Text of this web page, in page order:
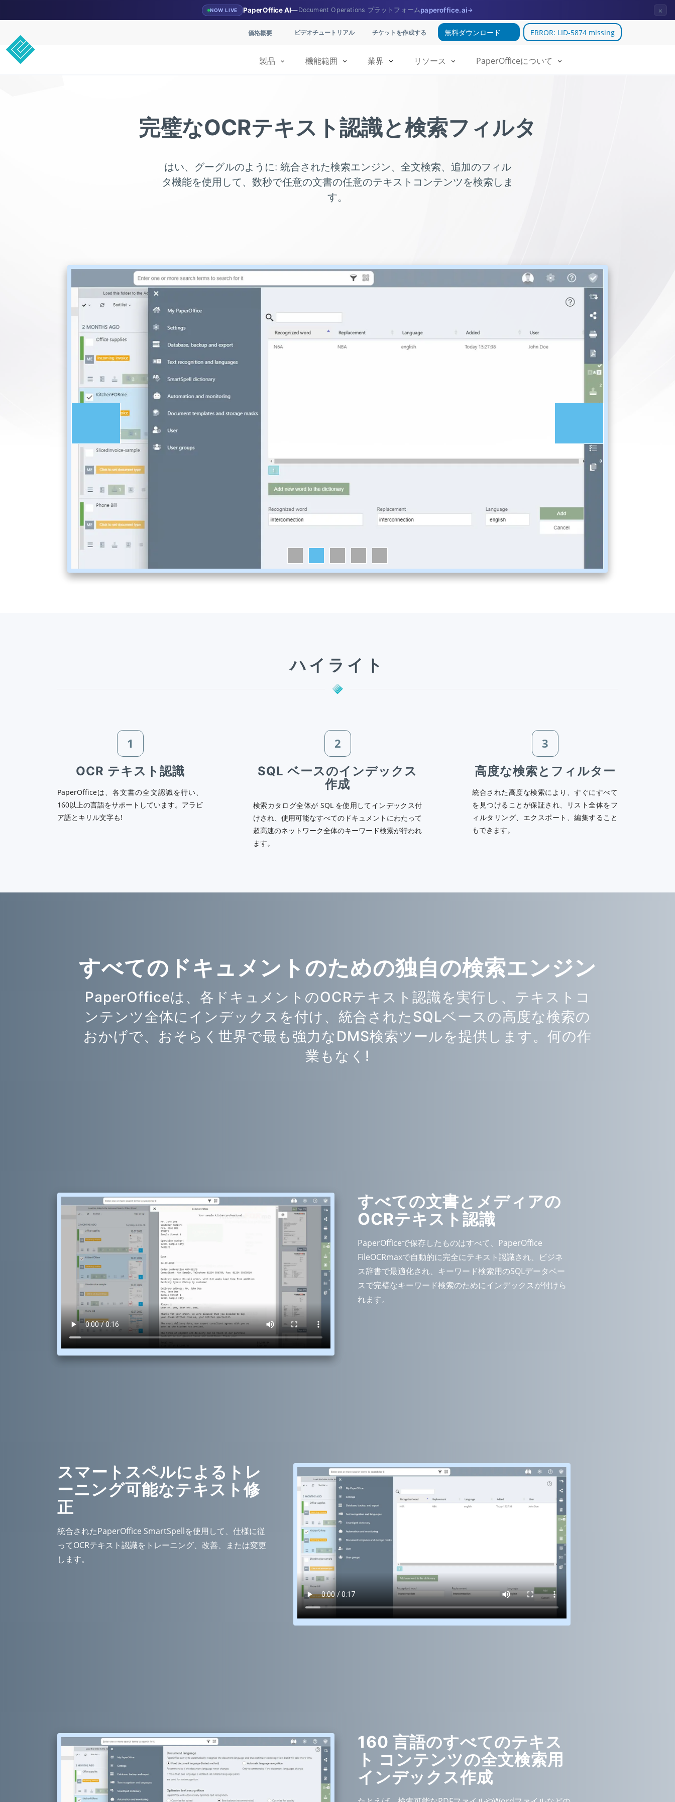
NOW LIVE PaperOffice AI—Document Operations プラットフォームpaperoffice.ai→ ×
価格概要 ビデオチュートリアル チケットを作成する 無料ダウンロード ERROR: LID-5874 missing
PaperOfficeについて
リソース
業界
機能範囲
製品
完璧なOCRテキスト認識と検索フィルタ
はい、グーグルのように: 統合された検索エンジン、全文検索、追加のフィル
タ機能を使用して、数秒で任意の文書の任意のテキストコンテンツを検索しま
す。
ハイライト
1
OCR テキスト認識
PaperOfficeは、各文書の全文認識を行い、
160以上の言語をサポートしています。アラビ
ア語とキリル文字も!
2
SQL ベースのインデックス
作成
検索カタログ全体が SQL を使用してインデックス付
けされ、使用可能なすべてのドキュメントにわたって
超高速のネットワーク全体のキーワード検索が行われ
ます。
3
高度な検索とフィルター
統合された高度な検索により、すぐにすべて
を見つけることが保証され、リスト全体をフ
ィルタリング、エクスポート、編集すること
もできます。
すべてのドキュメントのための独自の検索エンジン
PaperOfficeは、各ドキュメントのOCRテキスト認識を実行し、テキストコ
ンテンツ全体にインデックスを付け、統合されたSQLベースの高度な検索の
おかげで、おそらく世界で最も強力なDMS検索ツールを提供します。何の作
業もなく!
すべての文書とメディアの
OCRテキスト認識
PaperOfficeで保存したものはすべて、PaperOffice
FileOCRmaxで自動的に完全にテキスト認識され、ビジネ
ス辞書で最適化され、キーワード検索用のSQLデータベー
スで完璧なキーワード検索のためにインデックスが付けら
れます。
スマートスペルによるトレ
ーニング可能なテキスト修
正
統合されたPaperOffice SmartSpellを使用して、仕様に従
ってOCRテキスト認識をトレーニング、改善、または変更
します。
160 言語のすべてのテキス
ト コンテンツの全文検索用
インデックス作成